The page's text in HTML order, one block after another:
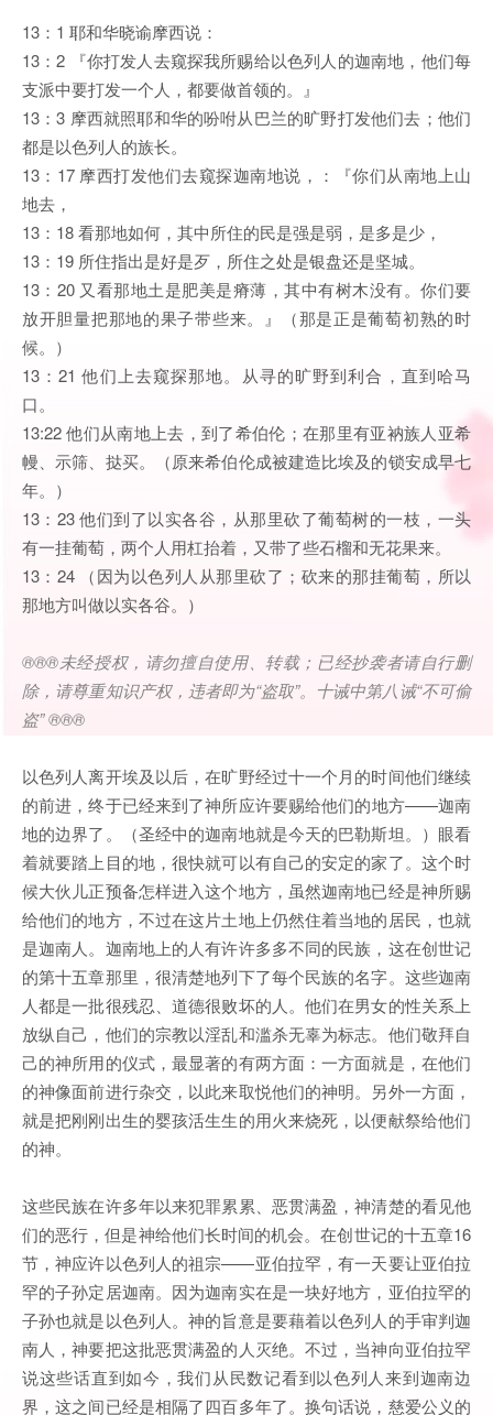
13：1 耶和华晓谕摩西说：
13：2 『你打发人去窥探我所赐给以色列人的迦南地，他们每
支派中要打发一个人，都要做首领的。』
13：3 摩西就照耶和华的吩咐从巴兰的旷野打发他们去；他们
都是以色列人的族长。
13：17 摩西打发他们去窥探迦南地说，：『你们从南地上山
地去，
13：18 看那地如何，其中所住的民是强是弱，是多是少，
13：19 所住指出是好是歹，所住之处是银盘还是坚城。
13：20 又看那地土是肥美是瘠薄，其中有树木没有。你们要
放开胆量把那地的果子带些来。』（那是正是葡萄初熟的时
候。）
13：21 他们上去窥探那地。从寻的旷野到利合，直到哈马
口。
13:22 他们从南地上去，到了希伯伦；在那里有亚衲族人亚希
幔、示筛、挞买。（原来希伯伦成被建造比埃及的锁安成早七
年。）
13：23 他们到了以实各谷，从那里砍了葡萄树的一枝，一头
有一挂葡萄，两个人用杠抬着，又带了些石榴和无花果来。
13：24 （因为以色列人从那里砍了；砍来的那挂葡萄，所以
那地方叫做以实各谷。）
®®®未经授权，请勿擅自使用、转载；已经抄袭者请自行删
除，请尊重知识产权，违者即为“盗取”。十诫中第八诫“不可偷
盗” ®®®
以色列人离开埃及以后，在旷野经过十一个月的时间他们继续
的前进，终于已经来到了神所应许要赐给他们的地方——迦南
地的边界了。（圣经中的迦南地就是今天的巴勒斯坦。）眼看
着就要踏上目的地，很快就可以有自己的安定的家了。这个时
候大伙儿正预备怎样进入这个地方，虽然迦南地已经是神所赐
给他们的地方，不过在这片土地上仍然住着当地的居民，也就
是迦南人。迦南地上的人有许许多多不同的民族，这在创世记
的第十五章那里，很清楚地列下了每个民族的名字。这些迦南
人都是一批很残忍、道德很败坏的人。他们在男女的性关系上
放纵自己，他们的宗教以淫乱和滥杀无辜为标志。他们敬拜自
己的神所用的仪式，最显著的有两方面：一方面就是，在他们
的神像面前进行杂交，以此来取悦他们的神明。另外一方面，
就是把刚刚出生的婴孩活生生的用火来烧死，以便献祭给他们
的神。
这些民族在许多年以来犯罪累累、恶贯满盈，神清楚的看见他
们的恶行，但是神给他们长时间的机会。在创世记的十五章16
节，神应许以色列人的祖宗——亚伯拉罕，有一天要让亚伯拉
罕的子孙定居迦南。因为迦南实在是一块好地方，亚伯拉罕的
子孙也就是以色列人。神的旨意是要藉着以色列人的手审判迦
南人，神要把这批恶贯满盈的人灭绝。不过，当神向亚伯拉罕
说这些话直到如今，我们从民数记看到以色列人来到迦南边
界，这之间已经是相隔了四百多年了。换句话说，慈爱公义的